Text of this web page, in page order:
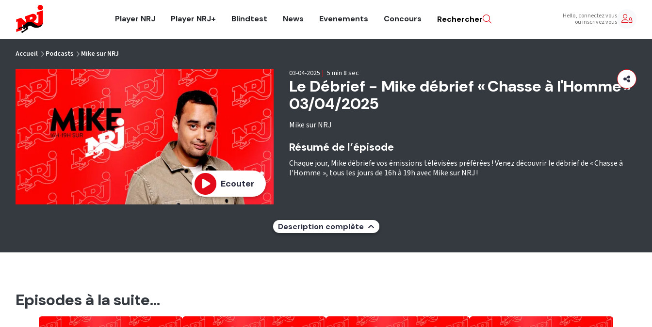
Player NRJ Player NRJ+ Blindtest News Evenements Concours Rechercher Hello, connectez vous
ou inscrivez vous
Accueil Podcasts Mike sur NRJ
Ecouter
Le Débrief - Mike débrief « Chasse à l'Homme »
03/04/2025
Mike sur NRJ
03-04-2025 | 5 min 8 sec
Résumé de l’épisode
Chaque jour, Mike débriefe vos émissions télévisées préférées ! Venez découvrir le débrief de « Chasse à
l'Homme », tous les jours de 16h à 19h avec Mike sur NRJ !
Description complète
Episodes à la suite...